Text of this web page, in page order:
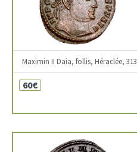
Maximin II Daia, follis, Héraclée, 313
60€